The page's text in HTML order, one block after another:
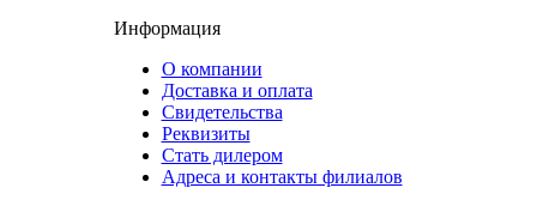
Информация
О компании
Доставка и оплата
Свидетельства
Реквизиты
Стать дилером
Адреса и контакты филиалов